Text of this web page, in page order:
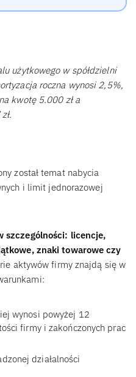
użytkowego w spółdzielni
roczna wynosi 2,5%,
kwotę 5.000 zł a
został temat nabycia
i limit jednorazowej
szczególności: licencje,
znaki towarowe czy
aktywów firmy znajdą się w
wynosi powyżej 12
firmy i zakończonych prac
działalności